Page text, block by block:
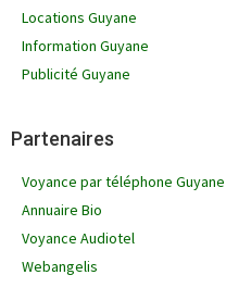
Locations Guyane
Information Guyane
Publicité Guyane
Partenaires
Voyance par téléphone Guyane
Annuaire Bio
Voyance Audiotel
Webangelis